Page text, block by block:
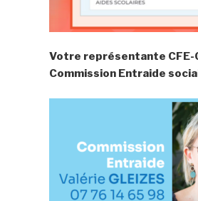
Votre représentante CFE-
Commission Entraide